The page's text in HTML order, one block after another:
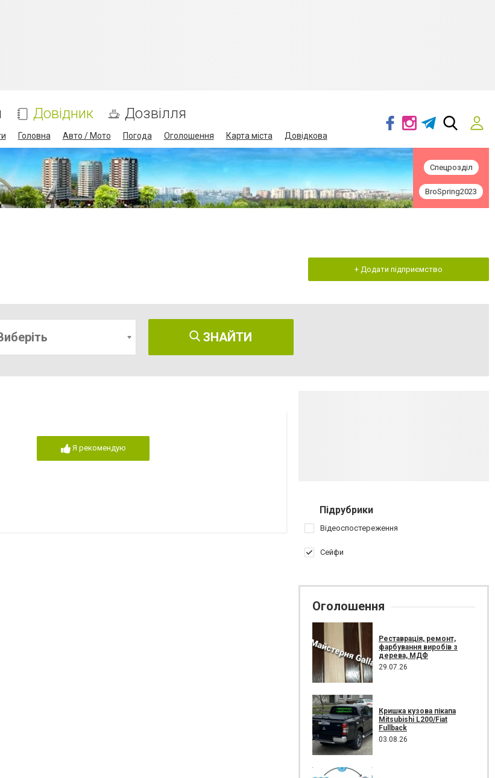
Довідник Дозвілля
Головна Авто / Мото Погода Оголошення Карта міста Довідкова
Спецрозділ
BroSpring2023
+ Додати підприємство
ЗНАЙТИ
Я рекомендую
Підрубрики
Відеоспостереження
Сейфи
Оголошення
Реставрація, ремонт,
фарбування виробів з
дерева, МДФ
29.07.26
Кришка кузова пікапа
Mitsubishi L200/Fiat
Fullback
03.08.26